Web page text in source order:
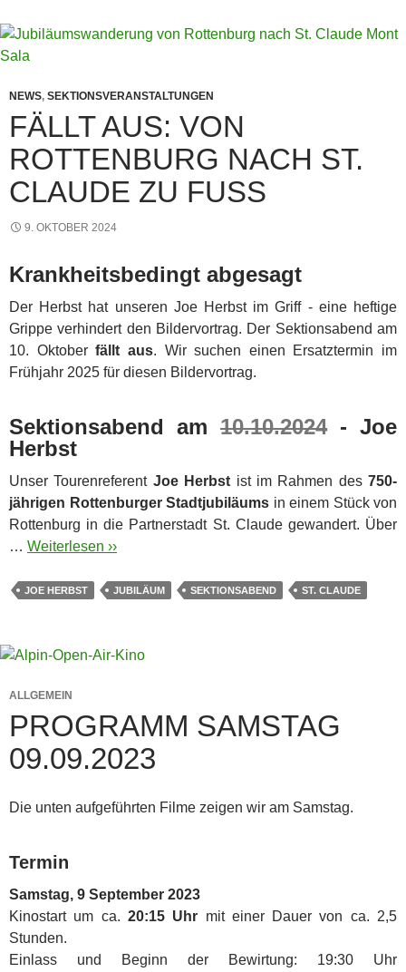
NEWS, SEKTIONSVERANSTALTUNGEN
FÄLLT AUS: VON
ROTTENBURG NACH ST.
CLAUDE ZU FUSS
9. OKTOBER 2024
Krankheitsbedingt abgesagt
Der Herbst hat unseren Joe Herbst im Griff - eine heftige
Grippe verhindert den Bildervortrag. Der Sektionsabend am
10. Oktoberfällt aus. Wir suchen einen Ersatztermin im
Frühjahr 2025 für diesen Bildervortrag.
Sektionsabend am 10.10.2024- Joe
Herbst
Unser Tourenreferent Joe Herbst ist im Rahmen des 750-
jährigen Rottenburger Stadtjubiläums in einem Stück von
Rottenburg in die Partnerstadt St. Claude gewandert. Über
… Weiterlesen ››
JOE HERBST JUBILÄUM SEKTIONSABEND ST. CLAUDE
ALLGEMEIN
PROGRAMM SAMSTAG
09.09.2023
Die unten aufgeführten Filme zeigen wir am Samstag.
Termin
Samstag, 9 September 2023
Kinostart um ca. 20:15 Uhr mit einer Dauer von ca. 2,5
Stunden.
Einlass und Beginn der Bewirtung: 19:30 Uhr